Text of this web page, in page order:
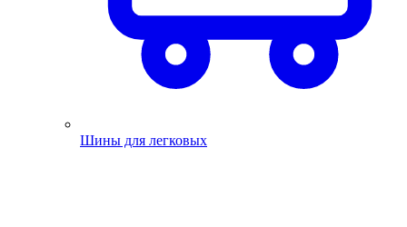
Шины для легковых